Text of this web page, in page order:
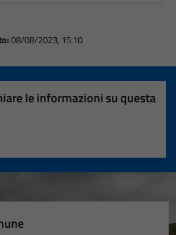
08/08/2023, 15:10
le informazioni su questa
5 stelle su 5
stelle su 5
su 5
5